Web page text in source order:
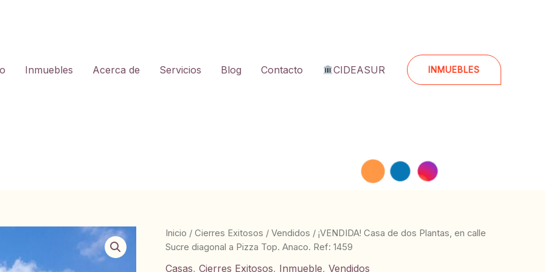
Inmuebles Acerca de Servicios Blog Contacto CIDEASUR INMUEBLES
Inicio / Cierres Exitosos / Vendidos / ¡VENDIDA! Casa de dos Plantas, en calle
Sucre diagonal a Pizza Top. Anaco. Ref: 1459
Casas, Cierres Exitosos, Inmueble, Vendidos